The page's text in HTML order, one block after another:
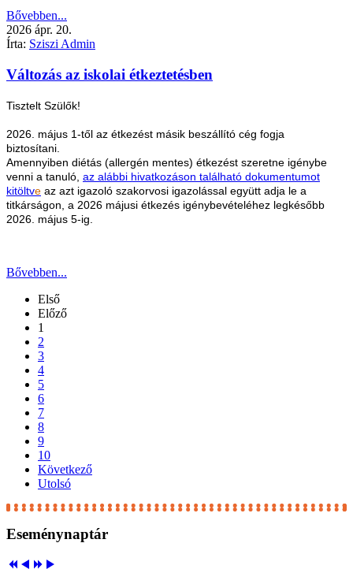
Bővebben...
2026 ápr. 20.
Írta: Sziszi Admin
Változás az iskolai étkeztetésben
Tisztelt Szülők!
2026. május 1-től az étkezést másik beszállító cég fogja
biztosítani.
Amennyiben diétás (allergén mentes) étkezést szeretne igénybe
venni a tanuló, az alábbi hivatkozáson található dokumentumot
kitöltve az azt igazoló szakorvosi igazolással együtt adja le a
titkárságon, a 2026 májusi étkezés igénybevételéhez legkésőbb
2026. május 5-ig.
Bővebben...
Első
Előző
1
2
3
4
5
6
7
8
9
10
Következő
Utolsó
Eseménynaptár